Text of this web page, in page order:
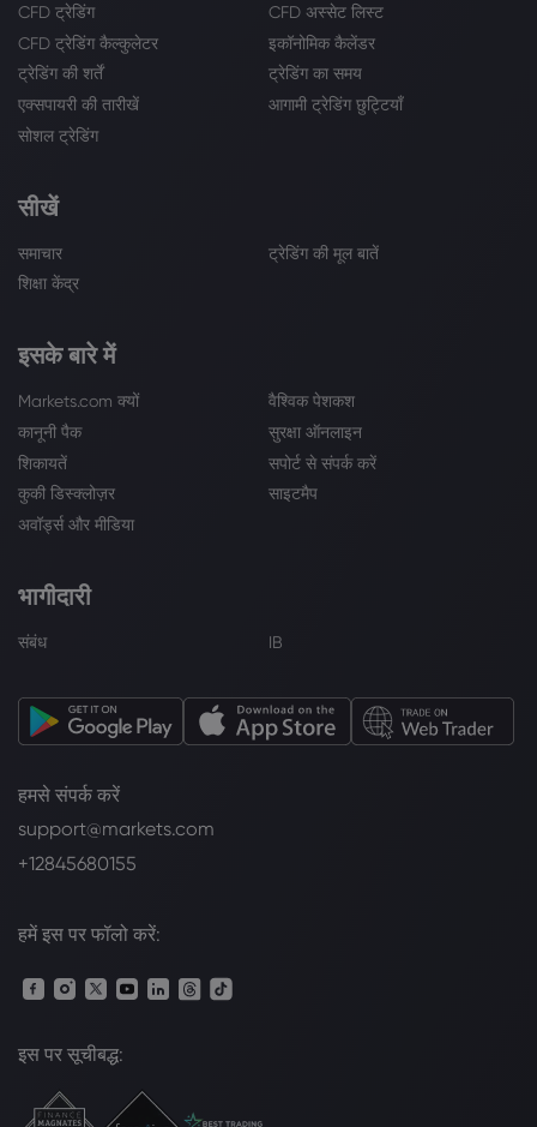
CFD ट्रेडिंग
CFD अस्सेट लिस्ट
CFD ट्रेडिंग कैल्कुलेटर
इकॉनोमिक कैलेंडर
ट्रेडिंग की शर्तें
ट्रेडिंग का समय
एक्सपायरी की तारीखें
आगामी ट्रेडिंग छुट्टियाँ
सोशल ट्रेडिंग
सीखें
समाचार
ट्रेडिंग की मूल बातें
शिक्षा केंद्र
इसके बारे में
Markets.com क्यों
वैश्विक पेशकश
कानूनी पैक
सुरक्षा ऑनलाइन
शिकायतें
सपोर्ट से संपर्क करें
कुकी डिस्क्लोज़र
साइटमैप
अवॉर्ड्स और मीडिया
भागीदारी
संबंध IB
हमसे संपर्क करें
support@markets.com
+12845680155
हमें इस पर फॉलो करें:
इस पर सूचीबद्ध: